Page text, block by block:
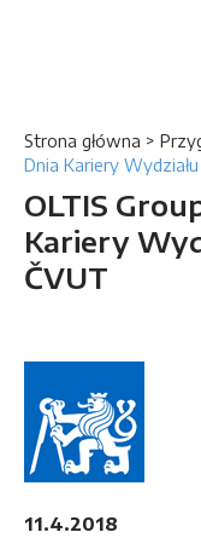
Strona główna >
Dnia Kariery
OLTIS
Kariery
ČVUT
11.4.2018